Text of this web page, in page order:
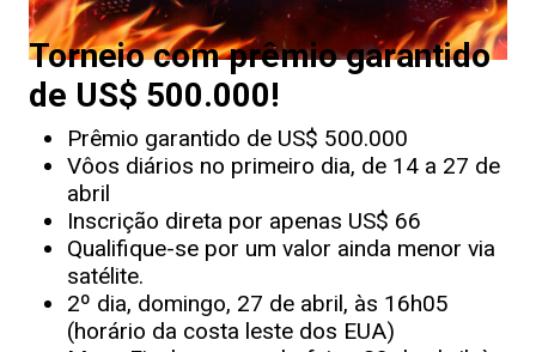
Torneio com prêmio garantido
de US$ 500.000!
Prêmio garantido de US$ 500.000
Vôos diários no primeiro dia, de 14 a 27 de
abril
Inscrição direta por apenas US$ 66
Qualifique-se por um valor ainda menor via
satélite.
2º dia, domingo, 27 de abril, às 16h05
(horário da costa leste dos EUA)